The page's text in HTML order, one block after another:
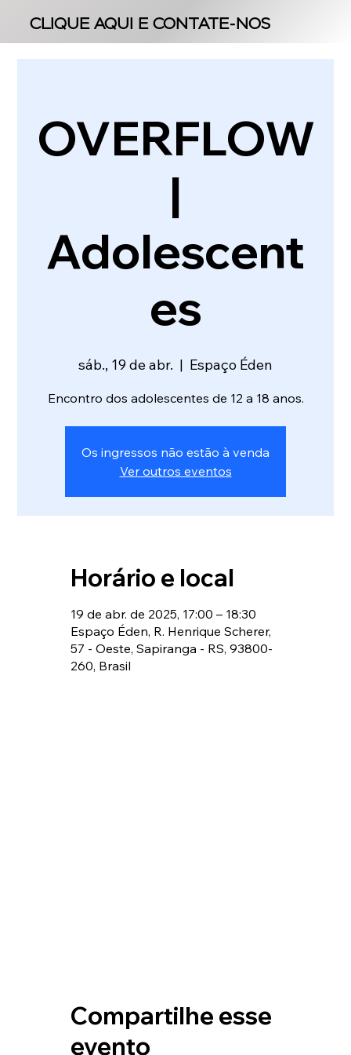
CLIQUE AQUI E CONTATE-NOS
CLIQUE AQUI E CONTATE-NOS
OVERFLOW
|
Adolescent
es
sáb., 19 de abr.
  |
Espaço Éden
Encontro dos adolescentes de 12 a 18 anos.
Os ingressos não estão à venda
Ver outros eventos
Horário e local
19 de abr. de 2025, 17:00 – 18:30
Espaço Éden, R. Henrique Scherer,
57 - Oeste, Sapiranga - RS, 93800-
260, Brasil
Compartilhe esse
evento